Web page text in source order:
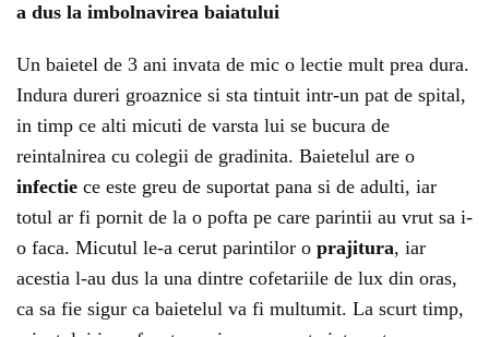
a dus la imbolnavirea baiatului
Un baietel de 3 ani invata de mic o lectie mult prea dura.
Indura dureri groaznice si sta tintuit intr-un pat de spital,
in timp ce alti micuti de varsta lui se bucura de
reintalnirea cu colegii de gradinita. Baietelul are o
infectie ce este greu de suportat pana si de adulti, iar
totul ar fi pornit de la o pofta pe care parintii au vrut sa i-
o faca. Micutul le-a cerut parintilor o prajitura, iar
acestia l-au dus la una dintre cofetariile de lux din oras,
ca sa fie sigur ca baietelul va fi multumit. La scurt timp,